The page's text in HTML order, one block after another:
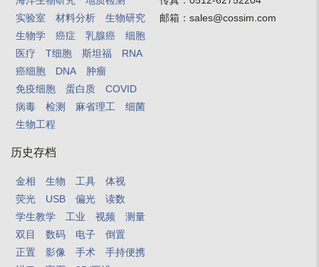
实验室
材料分析
生物研究
生物学
癌症 乳腺癌
细胞
医疗
T细胞 斯坦福
RNA
癌细胞
DNA
肿瘤
免疫细胞
蛋白质
COVID
病毒
检测 麻省理工
细菌
生物工程
历史存档
金相 生物 工具
体视
荧光
USB 偏光
读数
学生教学
工业 视频
测量
双目
数码 电子
倒置
正置
影像 手术
手持便携
邮箱： sales@cossim.com